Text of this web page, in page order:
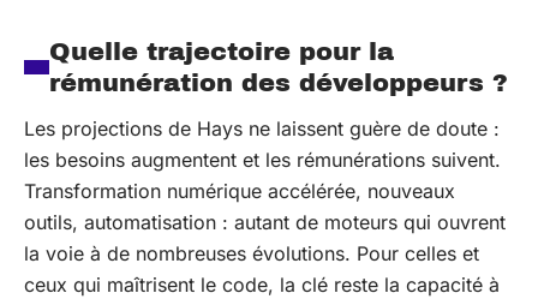
Quelle trajectoire pour la
rémunération des développeurs ?
Les projections de Hays ne laissent guère de doute :
les besoins augmentent et les rémunérations suivent.
Transformation numérique accélérée, nouveaux
outils, automatisation : autant de moteurs qui ouvrent
la voie à de nombreuses évolutions. Pour celles et
ceux qui maîtrisent le code, la clé reste la capacité à